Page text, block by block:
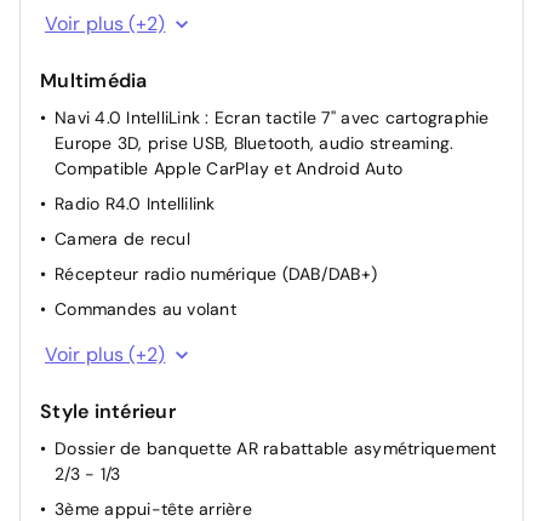
Accès/démarrage sans clé
Voir plus (+2)
Multimédia
Navi 4.0 IntelliLink : Ecran tactile 7'' avec cartographie
Europe 3D, prise USB, Bluetooth, audio streaming.
Compatible Apple CarPlay et Android Auto
Radio R4.0 Intellilink
Camera de recul
Récepteur radio numérique (DAB/DAB+)
Commandes au volant
6 haut-parleurs Premium
Voir plus (+2)
Style intérieur
Dossier de banquette AR rabattable asymétriquement
2/3 - 1/3
3ème appui-tête arrière